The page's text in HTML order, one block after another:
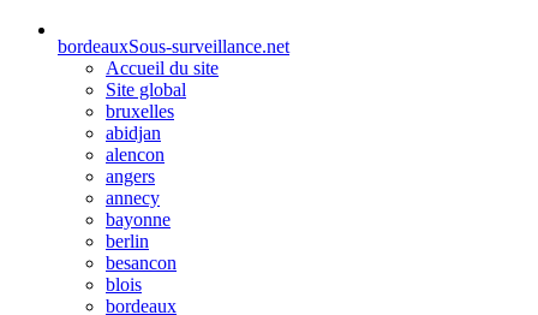
bordeauxSous-surveillance.net
Accueil du site
Site global
bruxelles
abidjan
alencon
angers
annecy
bayonne
berlin
besancon
blois
bordeaux